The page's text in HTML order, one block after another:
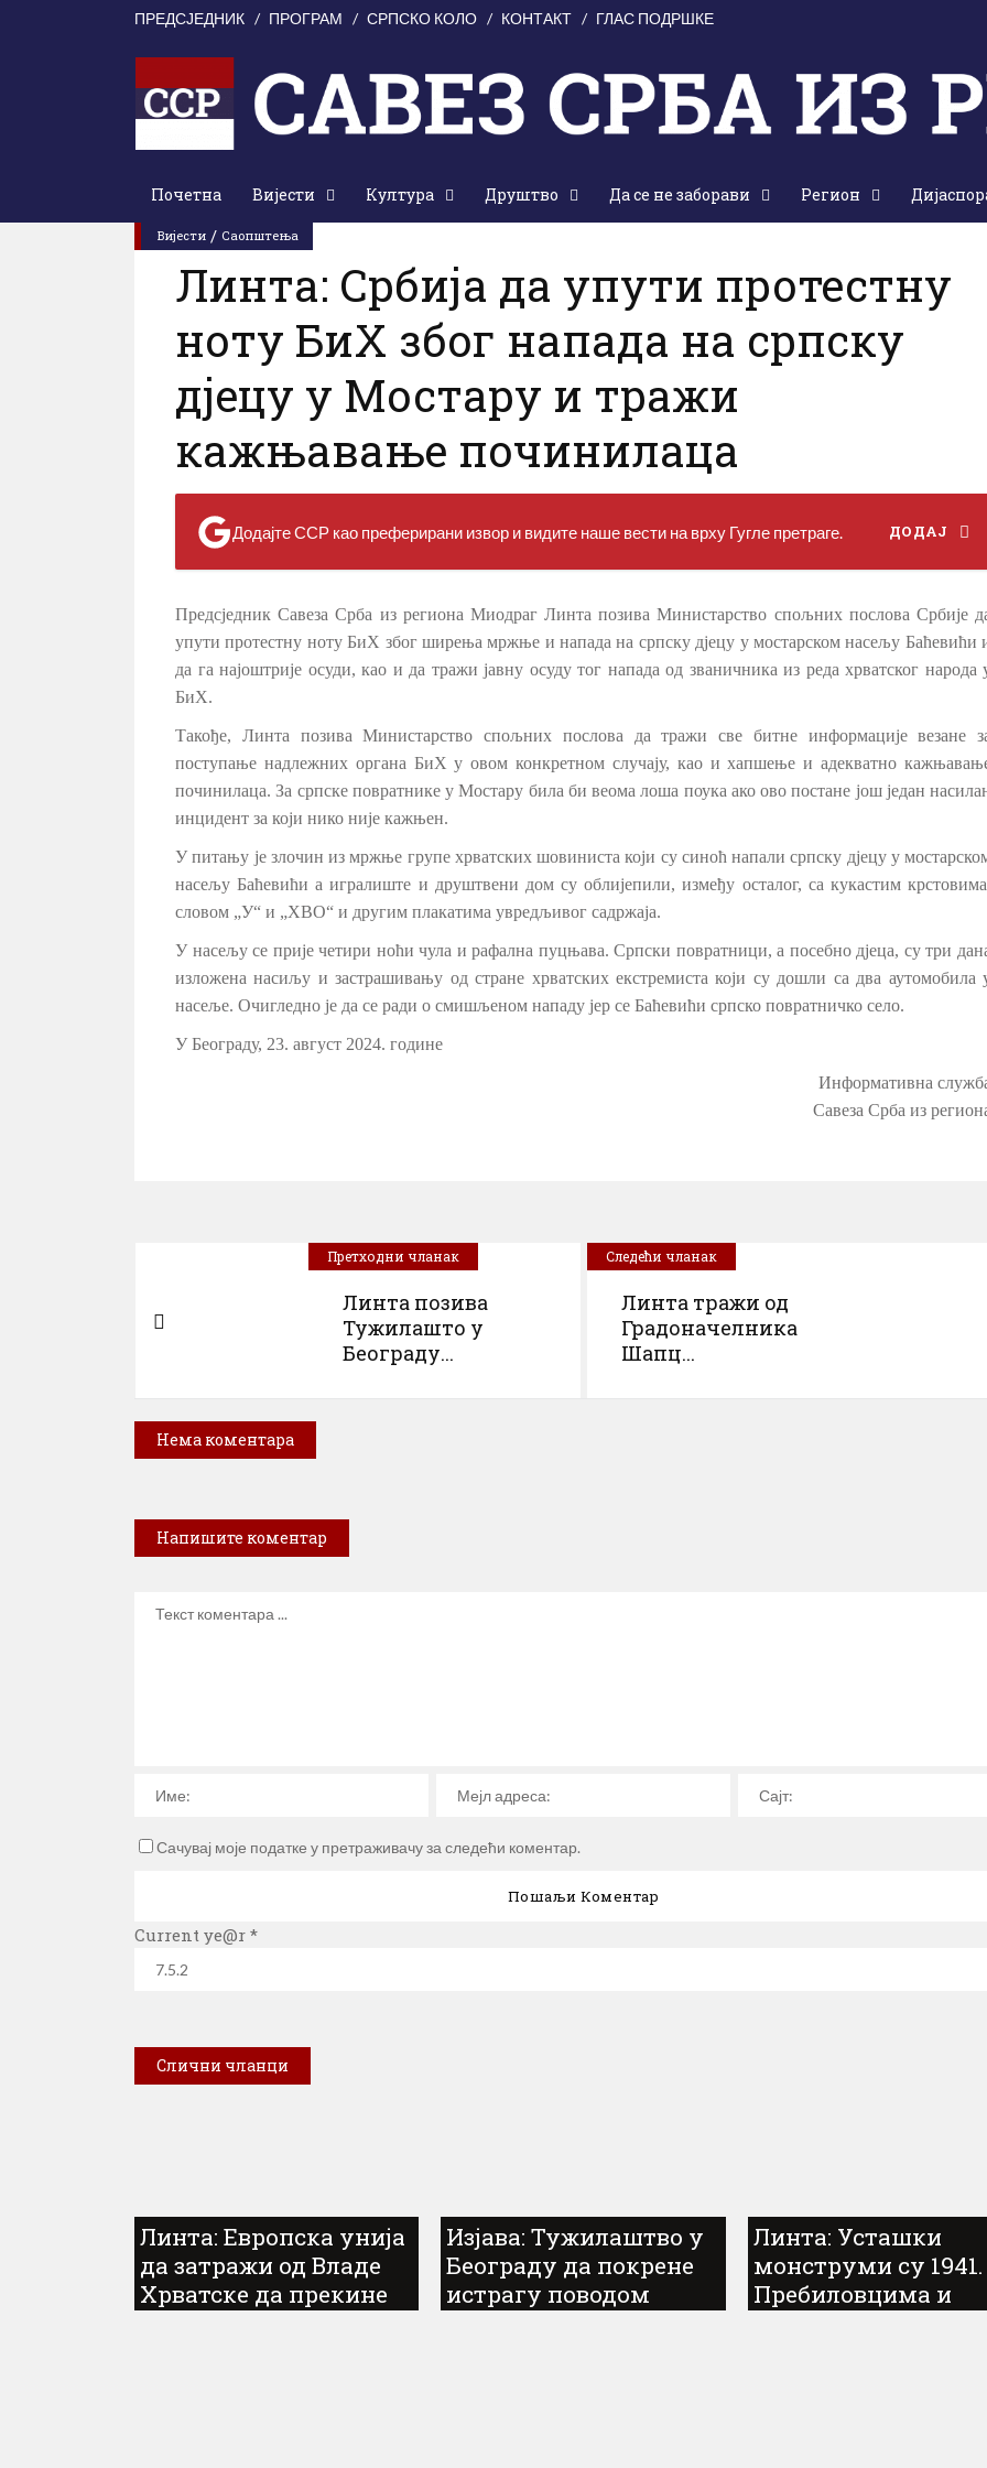
ПРЕДСЈЕДНИК ПРОГРАМ СРПСКО КОЛО КОНТАКТ ГЛАС ПОДРШКЕ
Почетна Вијести Култура Друштво Да се не заборави Регион
Вијести / Саопштења
0 Коментари прегледа Субота, 24. август 2024.
Линта: Србија да упути протестну
ноту БиХ због напада на српску
дјецу у Мостару и тражи
кажњавање починилаца
Додајте ССР као преферирани извор и видите наше вести на врху Гугле претраге. ДОДАЈ
Предсједник Савеза Срба из региона Миодраг Линта позива Министарство спољних послова Србије
упути протестну ноту БиХ због ширења мржње и напада на српску дјецу у мостарском насељу Баћевићи
да га најоштрије осуди, као и да тражи јавну осуду тог напада од званичника из реда хрватског народа
БиХ.
Такође, Линта позива Министарство спољних послова да тражи све битне информације везане
поступање надлежних органа БиХ у овом конкретном случају, као и хапшење и адекватно
починилаца. За српске повратнике у Мостару била би веома лоша поука ако ово постане још један
инцидент за који нико није кажњен.
У питању је злочин из мржње групе хрватских шовиниста који су синоћ напали српску дјецу у
насељу Баћевићи а игралиште и друштвени дом су облијепили, између осталог, са кукастим
словом „У“ и „ХВО“ и другим плакатима увредљивог садржаја.
У насељу се прије четири ноћи чула и рафална пуцњава. Српски повратници, а посебно дјеца, су три
изложена насиљу и застрашивању од стране хрватских екстремиста који су дошли са два аутомобила
насеље. Очигледно је да се ради о смишљеном нападу јер се Баћевићи српско повратничко село.
У Београду, 23. август 2024. године
Информативна
Савеза Срба из
Претходни чланак
Линта позива
Тужилашто у
Београду...
Следећи чланак
Линта тражи од
Градоначелника
Шапц...
Нема коментара
Напишите коментар
Сачувај моје податке у претраживачу за следећи коментар.
Current ye@r *
Слични чланци
Линта: Европска унија
да затражи од Владе
Хрватске да прекине
Изјава: Тужилаштво у
Београду да покрене
истрагу поводом
Линта: Усташки
монструми су
Пребиловцима и